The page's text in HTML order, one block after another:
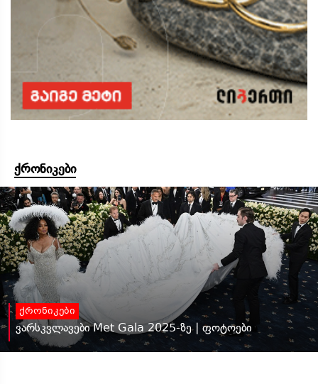
ქრონიკები
ქრონიკები
ვარსკვლავები Met Gala 2025-ზე | ფოტოები